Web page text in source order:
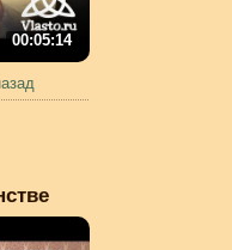
00:05:14